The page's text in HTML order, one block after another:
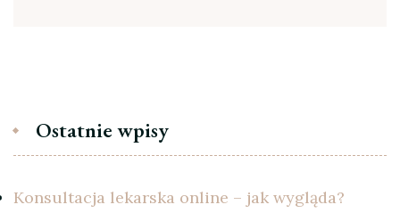
Ostatnie wpisy
Konsultacja lekarska online – jak wygląda?